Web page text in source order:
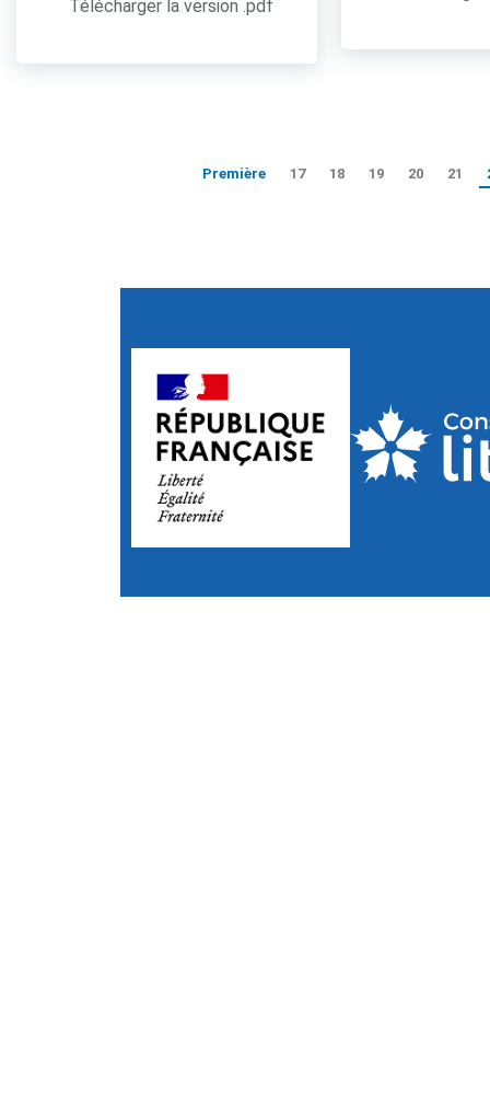
Télécharger la version .pdf
Première 17 18 19 20 21